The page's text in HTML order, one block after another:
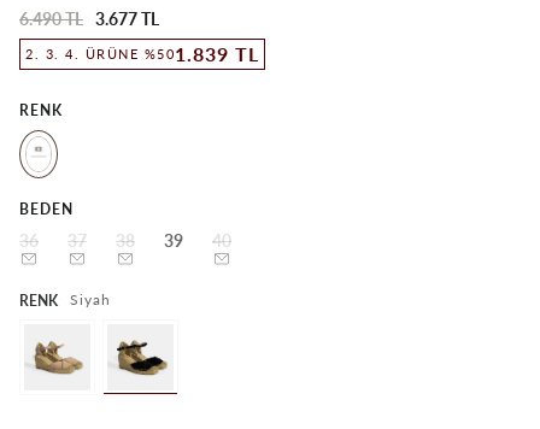
6.490 TL 3.677 TL
2. 3. 4. ÜRÜNE %501.839 TL
RENK
BEDEN
36 37 38 39 40
RENK Siyah